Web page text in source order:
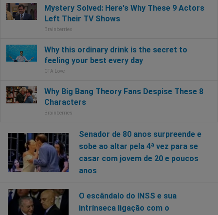
Senador de 80 anos surpreende e
sobe ao altar pela 4ª vez para se
casar com jovem de 20 e poucos
anos
O escândalo do INSS e sua
intrínseca ligação com o